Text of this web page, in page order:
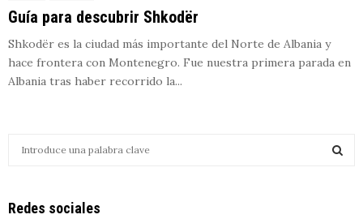
Guía para descubrir Shkodër
Shkodër es la ciudad más importante del Norte de Albania y
hace frontera con Montenegro. Fue nuestra primera parada en
Albania tras haber recorrido la...
c
Redes sociales